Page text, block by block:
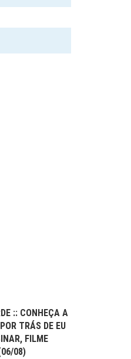
:: CONHEÇA A
TRÁS DE EU
FILME
08)